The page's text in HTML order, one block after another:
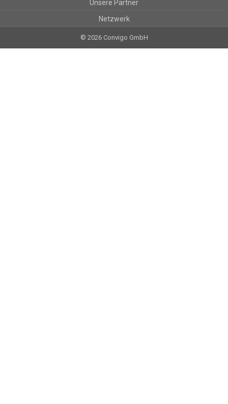
Unsere Partner
Netzwerk
© 2026 Convigo GmbH